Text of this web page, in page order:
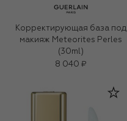
Корректирующая база под
макияж Meteorites Perles
(30ml)
8 040 ₽